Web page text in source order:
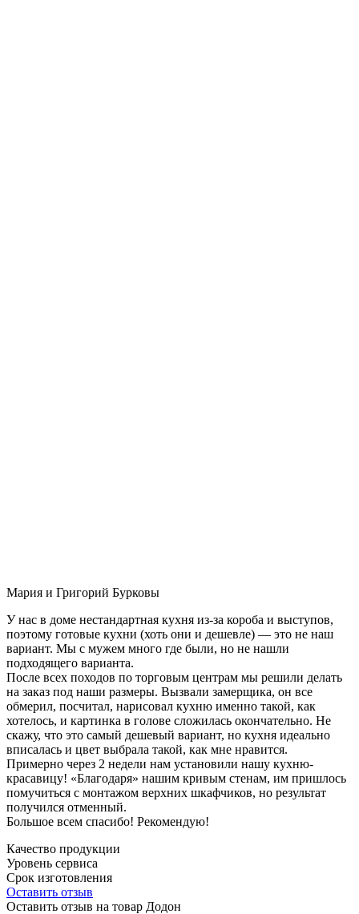
Мария и Григорий Бурковы
У нас в доме нестандартная кухня из-за короба и выступов,
поэтому готовые кухни (хоть они и дешевле) — это не наш
вариант. Мы с мужем много где были, но не нашли
подходящего варианта.
После всех походов по торговым центрам мы решили делать
на заказ под наши размеры. Вызвали замерщика, он все
обмерил, посчитал, нарисовал кухню именно такой, как
хотелось, и картинка в голове сложилась окончательно. Не
скажу, что это самый дешевый вариант, но кухня идеально
вписалась и цвет выбрала такой, как мне нравится.
Примерно через 2 недели нам установили нашу кухню-
красавицу! «Благодаря» нашим кривым стенам, им пришлось
помучиться с монтажом верхних шкафчиков, но результат
получился отменный.
Большое всем спасибо! Рекомендую!
Качество продукции
Уровень сервиса
Срок изготовления
Оставить отзыв
Оставить отзыв на товар Додон